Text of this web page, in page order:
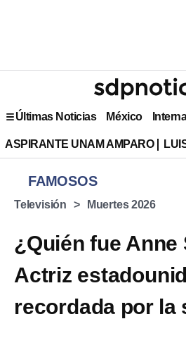
Últimas Noticias México
ASPIRANTE UNAM AMPARO
FAMOSOS
Televisión Muertes 2026
¿Quién fue Anne
Actriz
recordada por la